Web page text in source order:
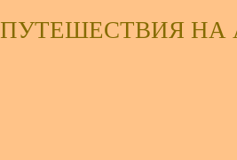
ПУТЕШЕСТВИЯ НА